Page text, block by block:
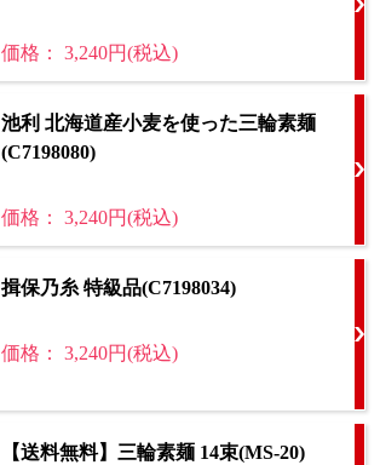
価格： 3,240円(税込)
池利 北海道産小麦を使った三輪素麺
(C7198080)
価格： 3,240円(税込)
揖保乃糸 特級品(C7198034)
価格： 3,240円(税込)
【送料無料】三輪素麺 14束(MS-20)